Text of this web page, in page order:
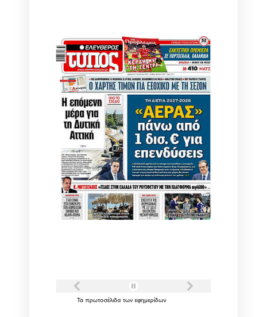
Τα πρωτοσέλιδα των εφημερίδων